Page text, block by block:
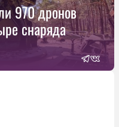
970 дронов
снаряда